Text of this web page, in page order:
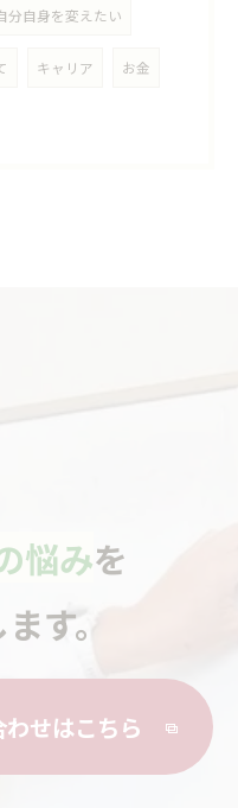
分自身を変えたい
キャリア お金
悩みを
す。
せはこちら